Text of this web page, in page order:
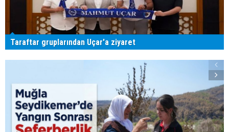
Taraftar gruplarından Uçar'a ziyaret